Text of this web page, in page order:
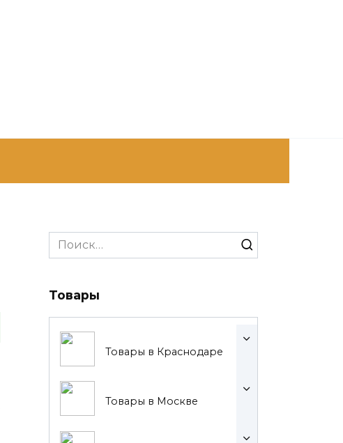
Search
for:
Товары
Товары в Краснодаре
Товары в Москве